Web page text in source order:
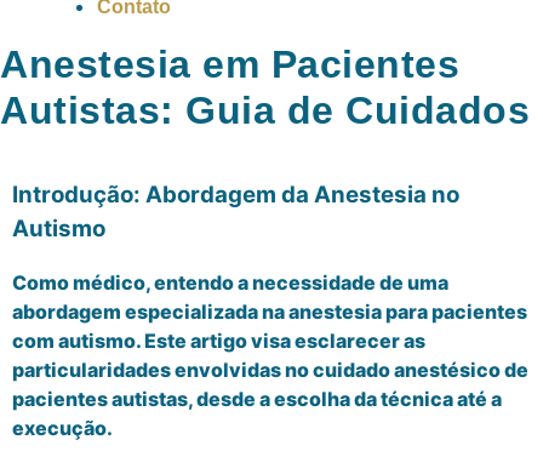
Contato
Anestesia em Pacientes
Autistas: Guia de Cuidados
Introdução: Abordagem da Anestesia no
Autismo
Como médico, entendo a necessidade de uma
abordagem especializada na anestesia para pacientes
com autismo. Este artigo visa esclarecer as
particularidades envolvidas no cuidado anestésico de
pacientes autistas, desde a escolha da técnica até a
execução.